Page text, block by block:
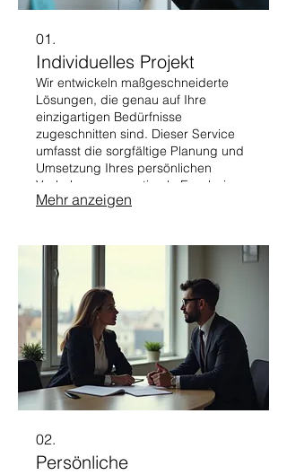
01.
Individuelles Projekt
Wir entwickeln maßgeschneiderte
Lösungen, die genau auf Ihre
einzigartigen Bedürfnisse
zugeschnitten sind. Dieser Service
umfasst die sorgfältige Planung und
Umsetzung Ihres persönlichen
Vorhabens, um optimale Ergebnisse
zu erzielen.
Mehr anzeigen
02.
Persönliche